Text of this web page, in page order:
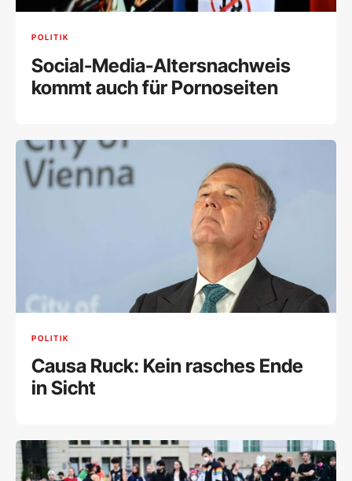
POLITIK
Social-Media-Altersnachweis
kommt auch für Pornoseiten
POLITIK
Causa Ruck: Kein rasches Ende
in Sicht